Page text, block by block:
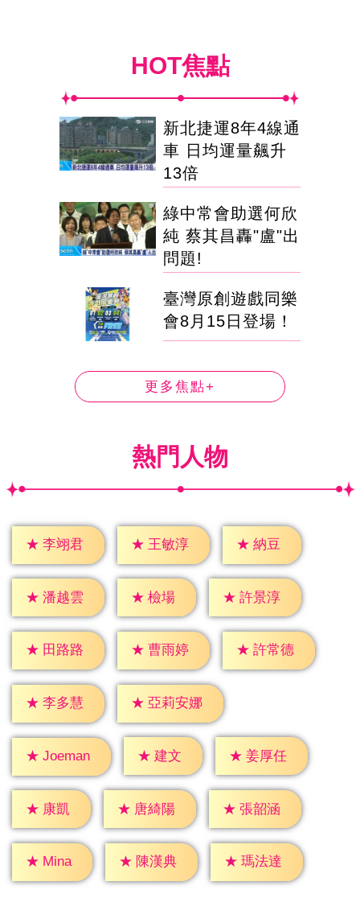
HOT焦點
新北捷運8年4線通
車 日均運量飆升
13倍
綠中常會助選何欣
純 蔡其昌轟"盧"出
問題!
臺灣原創遊戲同樂
會8月15日登場！
更多焦點+
熱門人物
★ 李翊君 ★ 王敏淳 ★ 納豆
★ 潘越雲 ★ 檢場 ★ 許景淳
★ 田路路 ★ 曹雨婷 ★ 許常德
★ 李多慧 ★ 亞莉安娜
★ Joeman ★ 建文 ★ 姜厚任
★ 康凱 ★ 唐綺陽 ★ 張韶涵
★ Mina ★ 陳漢典 ★ 瑪法達